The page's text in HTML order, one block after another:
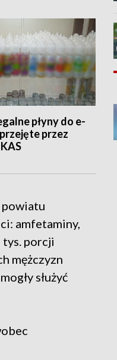
płyny do e-
przez
amfetaminy,
tys. porcji
mężczyzn
służyć